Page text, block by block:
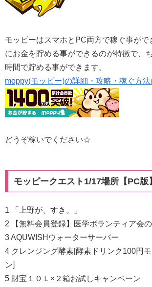
モッピーはスマホとPC両方で稼ぐ事がで
にお金を貯める事ができるのが特徴で、
時間で貯める事ができます。
moppy(モッピー)の詳細・攻略・稼ぐ方法
どうぞ稼いでください☆
モッピークエスト1/17場所【PC版】
1 「上野が、すき。」
2 【無料会員登録】医学ボランティア会
3 AQUWISHウォーターサーバー
4 クレンジング酵素[酵素ドリンク100円
ン]
5 財宝１０Ｌ×２箱お試しキャンペーン